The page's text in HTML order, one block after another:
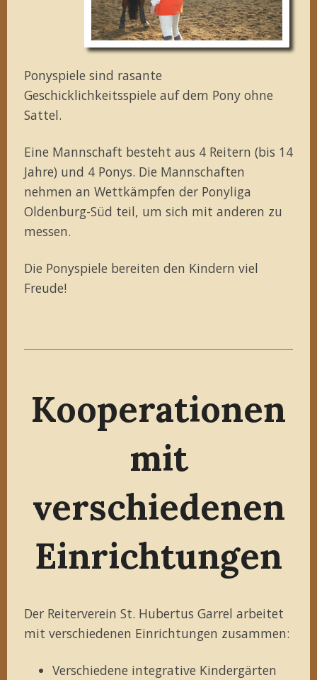
Ponyspiele sind rasante
Geschicklichkeitsspiele auf dem Pony ohne
Sattel.
Eine Mannschaft besteht aus 4 Reitern (bis 14
Jahre) und 4 Ponys. Die Mannschaften
nehmen an Wettkämpfen der Ponyliga
Oldenburg-Süd teil, um sich mit anderen zu
messen.
Die Ponyspiele bereiten den Kindern viel
Freude!
Kooperationen
mit
verschiedenen
Einrichtungen
Der Reiterverein St. Hubertus Garrel arbeitet
mit verschiedenen Einrichtungen zusammen:
Verschiedene integrative Kindergärten